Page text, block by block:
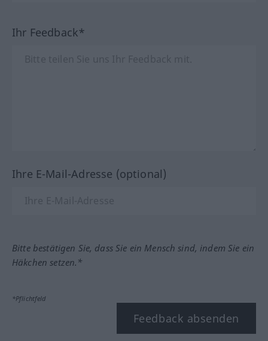
Ihr Feedback*
Ihre E-Mail-Adresse (optional)
Bitte bestätigen Sie, dass Sie ein Mensch sind, indem Sie ein
Häkchen setzen.*
*Pflichtfeld
Feedback absenden